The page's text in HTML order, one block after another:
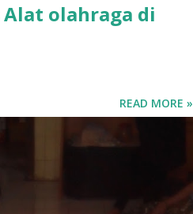
olahraga di
READ MORE »